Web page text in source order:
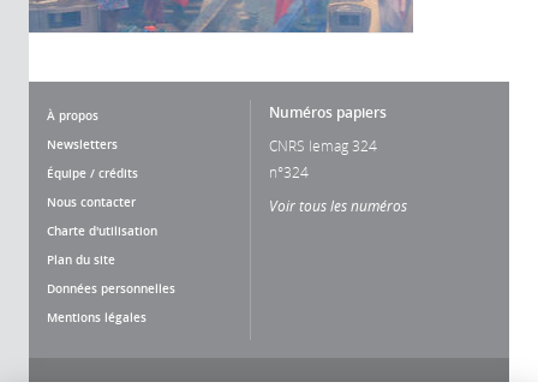
À propos
Newsletters
Équipe / crédits
Nous contacter
Charte d'utilisation
Plan du site
Données personnelles
Mentions légales
Numéros papiers
CNRS lemag 324
n°324
Voir tous les numéros